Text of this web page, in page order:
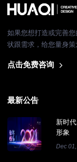
如果您想打造或完善
状跟需求，给您量身策
点击免费咨询
最新公告
新时
形象
Dec